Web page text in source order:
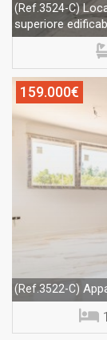
(Ref.3524-C)
superiore
159.000€
(Ref.3522-C)
1